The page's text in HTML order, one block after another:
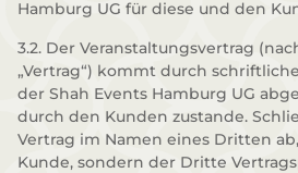
Hamburg UG für diese und den
3.2. Der Veranstaltungsvertrag
„Vertrag“) kommt durch
der Shah Events Hamburg UG
durch den Kunden zustande.
Vertrag im Namen eines Dritten
Kunde, sondern der Dritte